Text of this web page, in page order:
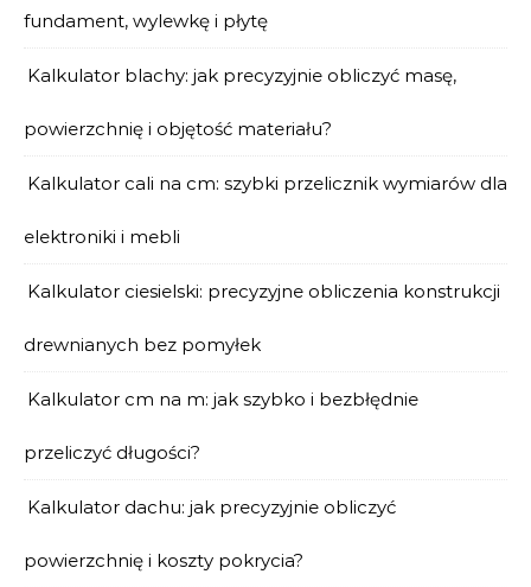
fundament, wylewkę i płytę
Kalkulator blachy: jak precyzyjnie obliczyć masę,
powierzchnię i objętość materiału?
Kalkulator cali na cm: szybki przelicznik wymiarów dla
elektroniki i mebli
Kalkulator ciesielski: precyzyjne obliczenia konstrukcji
drewnianych bez pomyłek
Kalkulator cm na m: jak szybko i bezbłędnie
przeliczyć długości?
Kalkulator dachu: jak precyzyjnie obliczyć
powierzchnię i koszty pokrycia?